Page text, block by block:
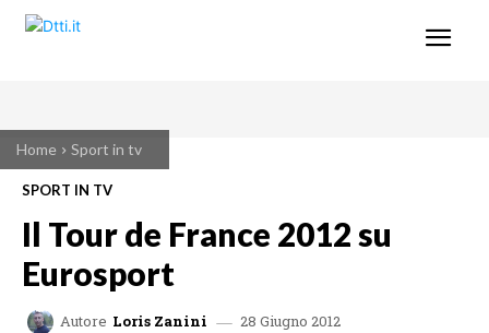
Home Sport in tv
SPORT IN TV
Il Tour de France 2012 su
Eurosport
Autore Loris Zanini 28 Giugno 2012